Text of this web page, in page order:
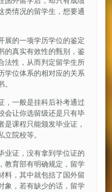
类情况的留学生，想要通
展的一项学历学位的鉴定
的真实有效性的甄别，鉴
法性，从而判定留学生所
学位体系的相对应的关系
，一般是挂科后补考通过
会让你选留级还是只有毕
课程只能颁发毕业证，
院校等。
业证，没有拿到学位证的
教育部有明确规定，留学
料，其中就包括了国外留
象，若有缺少的话，留学